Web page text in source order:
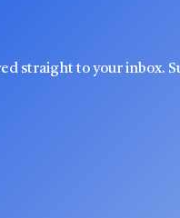
straight to your inbox.